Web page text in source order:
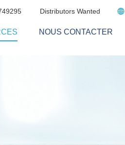

Distributors Wanted
NOUS CONTACTER